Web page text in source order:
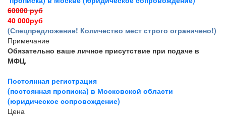
60000 руб
40 000руб
(Спецпредложение! Количество мест строго ограничено!)
Примечание
Обязательно ваше личное присутствие при подаче в
МФЦ.
Постоянная регистрация
(постоянная прописка) в Московской области
(юридическое сопровождение)
Цена